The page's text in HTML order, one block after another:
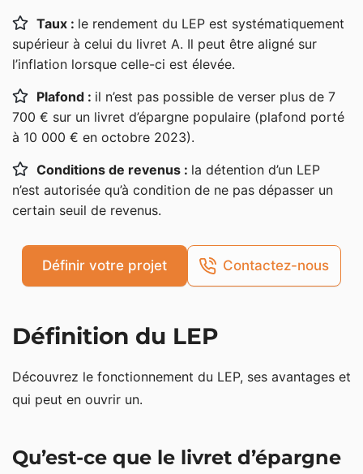
Qui peut ouvrir un livret d’épargne populaire
LEP : conditions de revenu fiscal de référence
Plafond du LEP
Taux d’intérêt du LEP
Fermeture du LEP
Livret d’épargne populaire : avantages et
Taux : le rendement du LEP est systématiquement
supérieur à celui du livret A. Il peut être aligné sur
l’inflation lorsque celle-ci est élevée.
Plafond : il n’est pas possible de verser plus de 7
700 € sur un livret d’épargne populaire (plafond porté
à 10 000 € en octobre 2023).
Conditions de revenus : la détention d’un LEP
n’est autorisée qu’à condition de ne pas dépasser un
certain seuil de revenus.
Définir votre projet Contactez-nous
Définition du LEP
Découvrez le fonctionnement du LEP, ses avantages et
qui peut en ouvrir un.
Qu’est-ce que le livret d’épargne